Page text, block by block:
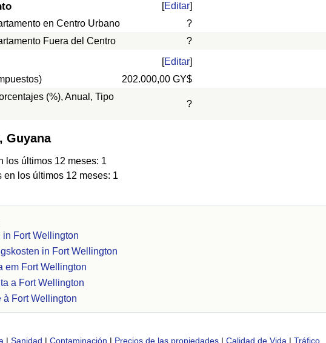
[Editar]
en Centro Urbano
?
Fuera del Centro
?
[Editar]
202.000,00 GY$
(%), Anual, Tipo
?
Guyana
los últimos 12 meses: 1
los últimos 12 meses: 1
in Fort Wellington
in Fort Wellington
em Fort Wellington
a Fort Wellington
à Fort Wellington
| Sanidad | Contaminación | Precios de las propiedades | Calidad de Vida | Tráfico